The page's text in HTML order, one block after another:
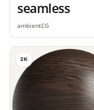
seamless
ambientCG
2K